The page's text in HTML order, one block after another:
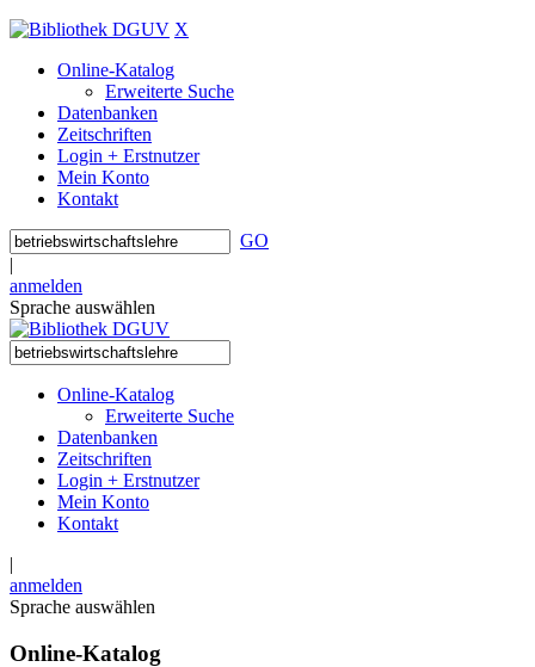
X
Online-Katalog
Erweiterte Suche
Datenbanken
Zeitschriften
Login + Erstnutzer
Mein Konto
Kontakt
GO
|
anmelden
Sprache auswählen
Online-Katalog
Erweiterte Suche
Datenbanken
Zeitschriften
Login + Erstnutzer
Mein Konto
Kontakt
|
anmelden
Sprache auswählen
Online-Katalog